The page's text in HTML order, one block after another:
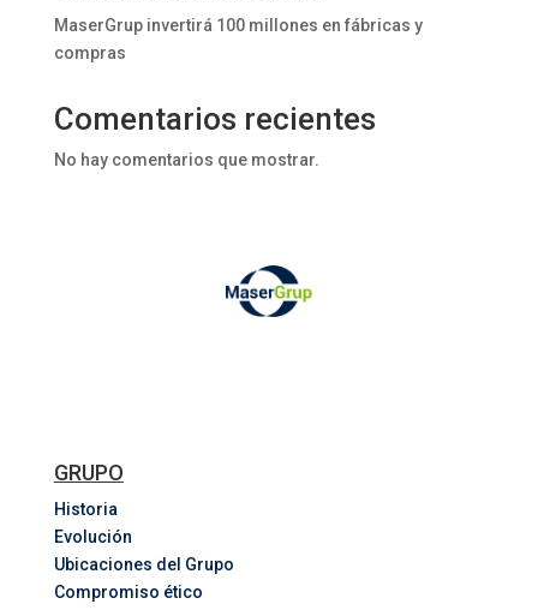
MaserGrup invertirá 100 millones en fábricas y
compras
Comentarios recientes
No hay comentarios que mostrar.
GRUPO
Historia
Evolución
Ubicaciones del Grupo
Compromiso ético